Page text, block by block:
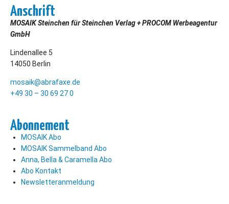
Anschrift
MOSAIK Steinchen für Steinchen Verlag + PROCOM Werbeagentur
GmbH
Lindenallee 5
14050 Berlin
mosaik@abrafaxe.de
+49 30 – 30 69 27 0
Abonnement
MOSAIK Abo
MOSAIK Sammelband Abo
Anna, Bella & Caramella Abo
Abo Kontakt
Newsletteranmeldung